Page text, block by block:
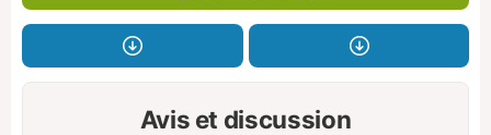
Avis et discussion